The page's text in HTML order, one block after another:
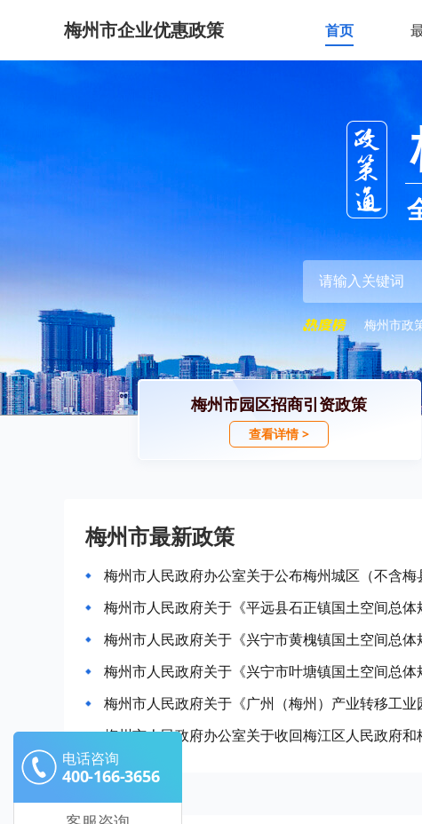
梅州市企业优惠政策 首页
梅州市政
梅州市园区招商引资政策
查看详情 >
梅州市最新政策
梅州市人民政府关于《平远县石正镇国土空间总
梅州市人民政府关于《兴宁市黄槐镇国土空间总
梅州市人民政府关于《兴宁市叶塘镇国土空间总
电话咨询
400-166-3656